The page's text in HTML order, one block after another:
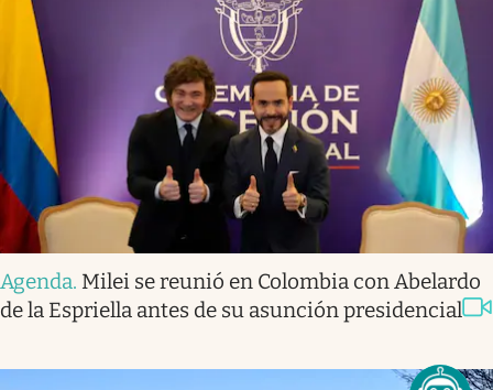
Agenda. Milei se reunió en Colombia con Abelardo
de la Espriella antes de su asunción presidencial